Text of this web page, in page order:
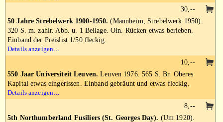
50 Jahre Strebelwerk 1900-1950. (Mannheim, Strebelwerk 1950).
320 S. m. zahlr. Abb. u. 1 Beilage. Oln. Rücken etwas berieben.
Einband der Preislist 1/50 fleckig.
Details anzeigen…
30,--
550 Jaar Universiteit Leuven. Leuven 1976. 565 S. Br. Oberes
Kapital etwas eingerissen. Einband gebräunt und etwas fleckig.
Details anzeigen…
10,--
5th Northumberland Fusiliers (St. Georges Day). (Um 1920).
8,--